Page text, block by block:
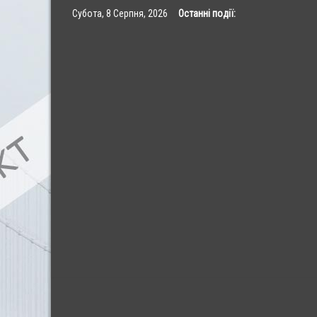
Субота, 8 Серпня, 2026 Останні події: